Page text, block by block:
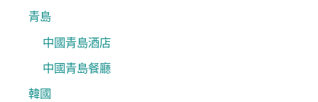
青島
中國青島酒店
中國青島餐廳
韓國